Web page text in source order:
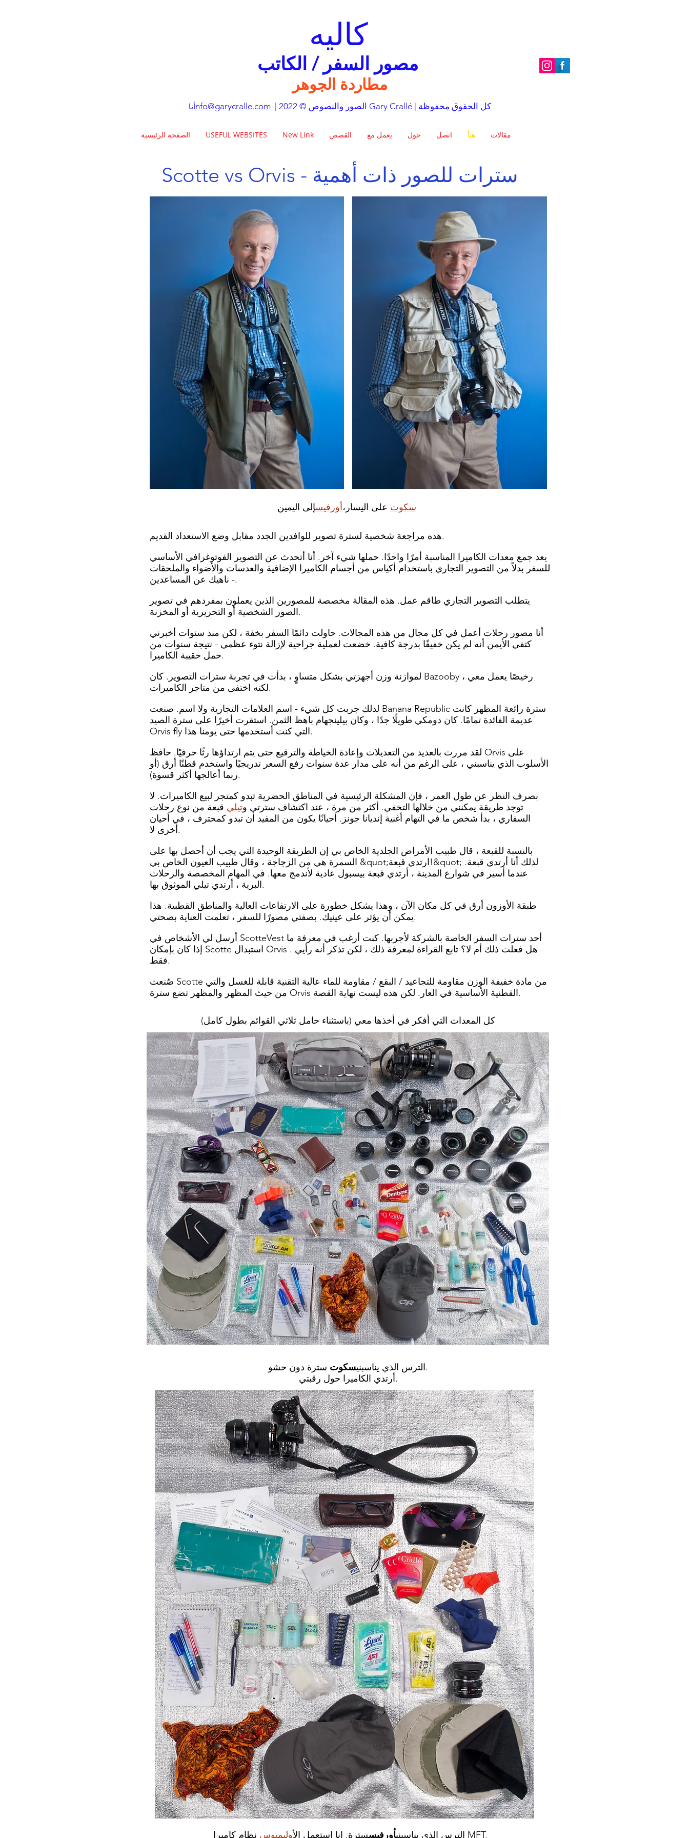
كاليه
مطاردة الجوهر
أناnfo@garycralle.com | الصور والنصوص © 2022 Gary Crallé | كل الحقوق محفوظة
الصفحة الرئيسية USEFUL WEBSITES New Link القصص يعمل مع حول اتصل هيأ مقالات
Scotte vs Orvis - سترات للصور ذات أهمية
سكوت على اليسار،أورفيس
هذه مراجعة شخصية لسترة تصوير للوافدين الجدد مقابل وضع الاستعداد القديم.
يعد جمع معدات الكاميرا المناسبة أمرًا واحدًا. حملها شيء آخر. أنا أتحدث عن التصوير الفوتوغرافي الأساسي
للسفر بدلاً من التصوير التجاري باستخدام أكياس من أجسام الكاميرا الإضافية والعدسات والأضواء والملحقات
- ناهيك عن المساعدين.
يتطلب التصوير التجاري طاقم عمل. هذه المقالة مخصصة للمصورين الذين يعملون بمفردهم في تصوير
الصور الشخصية أو التحريرية أو المخزنة.
أنا مصور رحلات أعمل في كل مجال من هذه المجالات. حاولت دائمًا السفر بخفة ، لكن منذ سنوات أخبرني
كتفي الأيمن أنه لم يكن خفيفًا بدرجة كافية. خضعت لعملية جراحية لإزالة نتوء عظمي - نتيجة سنوات من
حمل حقيبة الكاميرا.
لموازنة وزن أجهزتي بشكل متساوٍ ، بدأت في تجربة سترات التصوير. كان Bazooby رخيصًا يعمل معي ،
لكنه اختفى من متاجر الكاميرات.
لذلك جربت كل شيء - اسم العلامات التجارية ولا اسم. صنعت Banana Republic سترة رائعة المظهر كانت
عديمة الفائدة تمامًا. كان دومكي طويلًا جدًا ، وكان بيلينجهام باهظ الثمن. استقرت أخيرًا على سترة الصيد
Orvis fly التي كنت أستخدمها حتى يومنا هذا.
لقد مررت بالعديد من التعديلات وإعادة الخياطة والترقيع حتى يتم ارتداؤها رثًا حرفيًا. حافظ Orvis على
الأسلوب الذي يناسبني ، على الرغم من أنه على مدار عدة سنوات رفع السعر تدريجيًا واستخدم قطنًا أرق (أو
ربما أعالجها أكثر قسوة).
بصرف النظر عن طول العمر ، فإن المشكلة الرئيسية في المناطق الحضرية تبدو كمتجر لبيع الكاميرات. لا
توجد طريقة يمكنني من خلالها التخفي. أكثر من مرة ، عند اكتشاف سترتي وتيلي قبعة من نوع رحلات
السفاري ، بدأ شخص ما في التهام أغنية إنديانا جونز. أحيانًا يكون من المفيد أن تبدو كمحترف ، في أحيان
أخرى لا.
بالنسبة للقبعة ، قال طبيب الأمراض الجلدية الخاص بي إن الطريقة الوحيدة التي يجب أن أحصل بها على
السمرة هي من الزجاجة ، وقال طبيب العيون الخاص بي &quot;ارتدي قبعة!&quot; لذلك أنا أرتدي قبعة.
عندما أسير في شوارع المدينة ، أرتدي قبعة بيسبول عادية لأندمج معها. في المهام المخصصة والرحلات
البرية ، أرتدي تيلي الموثوق بها.
طبقة الأوزون أرق في كل مكان الآن ، وهذا يشكل خطورة على الارتفاعات العالية والمناطق القطبية. هذا
يمكن أن يؤثر على عينيك. بصفتي مصورًا للسفر ، تعلمت العناية بصحتي.
أرسل لي الأشخاص في ScotteVest أحد سترات السفر الخاصة بالشركة لأجربها. كنت أرغب في معرفة ما
إذا كان بإمكان Scotte استبدال Orvis . هل فعلت ذلك أم لا؟ تابع القراءة لمعرفة ذلك ، لكن تذكر أنه رأيي
فقط.
صُنعت Scotte من مادة خفيفة الوزن مقاومة للتجاعيد / البقع / مقاومة للماء عالية التقنية قابلة للغسل والتي
من حيث المظهر والمظهر تضع سترة Orvis القطنية الأساسية في العار. لكن هذه ليست نهاية القصة.
كل المعدات التي أفكر في أخذها معي (باستثناء حامل ثلاثي القوائم بطول كامل)
الترس الذي يناسبنيسكوت
سترة دون حشو.
أرتدي الكاميرا حول رقبتي.
الترس الذي يناسبنيأورفيسسترة. انا استعمل الأوليمبوس نظام كاميرا MFT.